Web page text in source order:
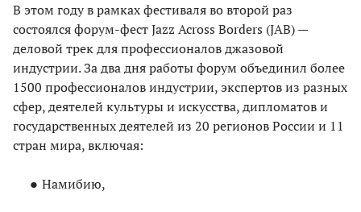
В этом году в рамках фестиваля во второй раз
состоялся форум-фест Jazz Across Borders (JAB) —
деловой трек для профессионалов джазовой
индустрии. За два дня работы форум объединил более
1500 профессионалов индустрии, экспертов из разных
сфер, деятелей культуры и искусства, дипломатов и
государственных деятелей из 20 регионов России и 11
стран мира, включая:
Намибию,